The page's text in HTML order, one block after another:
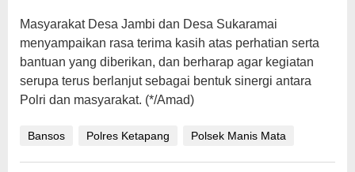
Masyarakat Desa Jambi dan Desa Sukaramai
menyampaikan rasa terima kasih atas perhatian serta
bantuan yang diberikan, dan berharap agar kegiatan
serupa terus berlanjut sebagai bentuk sinergi antara
Polri dan masyarakat. (*/Amad)
Bansos Polres Ketapang Polsek Manis Mata